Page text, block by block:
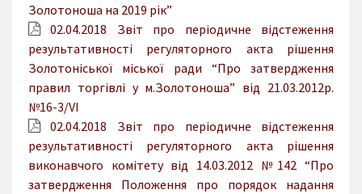
Золотоноша на 2019 рік”
02.04.2018 Звіт про періодичне відстеження
результативності регуляторного акта рішення
Золотоніської міської ради “Про затвердження
правил торгівлі у м.Золотоноша” від 21.03.2012р.
№16-3/VI
02.04.2018 Звіт про періодичне відстеження
результативності регуляторного акта рішення
виконавчого комітету від 14.03.2012 №142 “Про
затвердження Положення про порядок надання